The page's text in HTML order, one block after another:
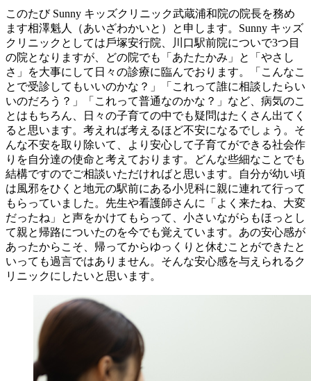
このたび Sunny キッズクリニック武蔵浦和院の院⻑を務め
ます相澤魁⼈（あいざわかいと）と申します。Sunny キッズ
クリニックとしては⼾塚安⾏院、川⼝駅前院についで3つ⽬
の院となりますが、どの院でも「あたたかみ」と「やさし
さ」を⼤事にして⽇々の診療に臨んでおります。「こんなこ
とで受診してもいいのかな？」「これって誰に相談したらい
いのだろう？」「これって普通なのかな？」など、病気のこ
とはもちろん、⽇々の⼦育ての中でも疑問はたくさん出てく
ると思います。考えれば考えるほど不安になるでしょう。そ
んな不安を取り除いて、より安⼼して⼦育てができる社会作
りを⾃分達の使命と考えております。どんな些細なことでも
結構ですのでご相談いただければと思います。⾃分が幼い頃
は⾵邪をひくと地元の駅前にある⼩児科に親に連れて⾏って
もらっていました。先⽣や看護師さんに「よく来たね、⼤変
だったね」と声をかけてもらって、⼩さいながらもほっとし
て親と帰路についたのを今でも覚えています。あの安⼼感が
あったからこそ、帰ってからゆっくりと休むことができたと
いっても過⾔ではありません。そんな安⼼感を与えられるク
リニックにしたいと思います。